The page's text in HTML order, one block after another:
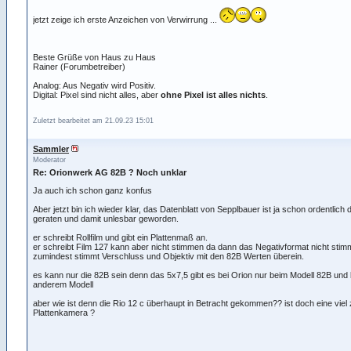
jetzt zeige ich erste Anzeichen von Verwirrung ...
Beste Grüße von Haus zu Haus
Rainer (Forumbetreiber)
Analog: Aus Negativ wird Positiv.
Digital: Pixel sind nicht alles, aber ohne Pixel ist alles nichts
Zuletzt bearbeitet am 21.09.23 15:01
Sammler
Moderator
Re: Orionwerk AG 82B ? Noch unklar
Ja auch ich schon ganz konfus
Aber jetzt bin ich wieder klar, das Datenblatt von Sepplbauer ist ja schon ordentlich
geraten und damit unlesbar geworden.
er schreibt Rollfilm und gibt ein Plattenmaß an.
er schreibt Film 127 kann aber nicht stimmen da dann das Negativformat nicht
zumindest stimmt Verschluss und Objektiv mit den 82B Werten überein.
es kann nur die 82B sein denn das 5x7,5 gibt es bei Orion nur beim Modell 82B und
anderem Modell
aber wie ist denn die Rio 12 c überhaupt in Betracht gekommen?? ist doch eine viel
Plattenkamera ?